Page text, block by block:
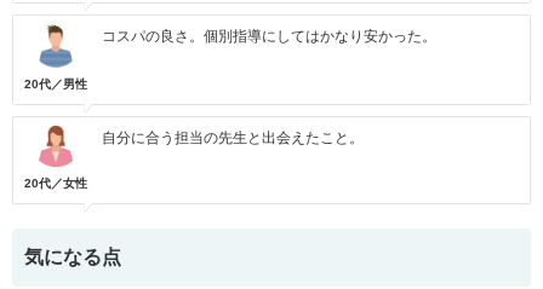
20代／男性
コスパの良さ。個別指導にしてはかなり安かった。
20代／女性
自分に合う担当の先生と出会えたこと。
気になる点